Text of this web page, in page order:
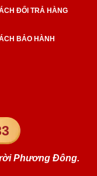
Phương Đông.
ĐỔI TRẢ HÀNG
BẢO HÀNH